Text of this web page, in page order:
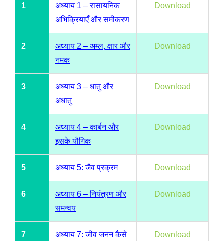
1
अध्याय 1 – रासायनिक
अभिक्रियाएँ और समीकरण
Download
2
अध्याय 2 – अम्ल, क्षार और
नमक
Download
3
अध्याय 3 – धातु और
अधातु
Download
4
अध्याय 4 – कार्बन और
इसके यौगिक
Download
5 अध्याय 5: जैव प्रक्रम Download
6
अध्याय 6 – नियंत्रण और
समन्वय
Download
7
अध्याय 7: जीव जनन कैसे
Download